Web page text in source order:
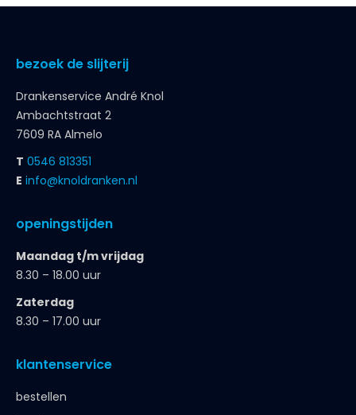
bezoek de slijterij
Drankenservice André Knol
Ambachtstraat 2
7609 RA Almelo
T 0546 813351
E info@knoldranken.nl
openingstijden
Maandag t/m vrijdag
8.30 – 18.00 uur
Zaterdag
8.30 – 17.00 uur
klantenservice
bestellen